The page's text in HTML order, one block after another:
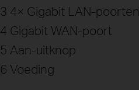
3 4× Gigabit LAN-poorten
4 Gigabit WAN-poort
5 Aan-uitknop
6 Voeding